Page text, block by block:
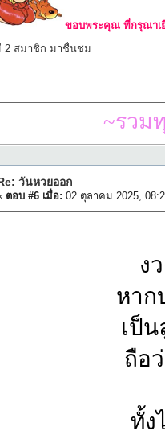
ขอบพระคุณ ที่กรุณาเ
2 สมาชิก มาชื่นชม
~รวม
วันหวยออก
ตอบ #6 เมื่อ: 02 ตุลาคม 2025,
ง
หาก
เป็
ถือ
ทั้ง